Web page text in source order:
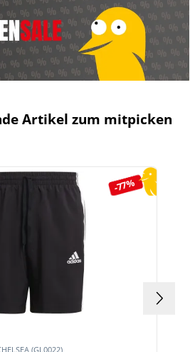
Artikel zum mitpicken
-77%
(GL0022)